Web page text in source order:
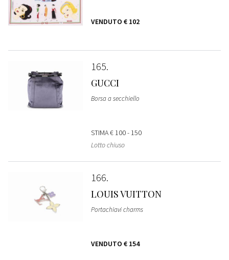
VENDUTO € 102
165
GUCCI
Borsa a secchiello
STIMA€ 100 - 150
Lotto chiuso
166
LOUIS VUITTON
Portachiavi charms
VENDUTO € 154